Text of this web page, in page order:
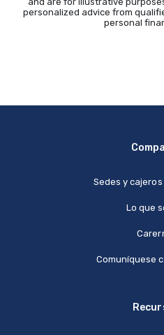
personalized advice from
personal
Sedes y
Lo que
Comuníquese